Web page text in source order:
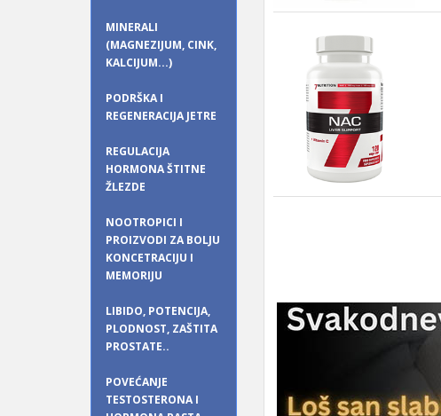
MINERALI
(MAGNEZIJUM, CINK,
KALCIJUM...)
PODRŠKA I
REGENERACIJA JETRE
REGULACIJA
HORMONA ŠTITNE
ŽLEZDE
NOOTROPICI I
PROIZVODI ZA BOLJU
KONCETRACIJU I
MEMORIJU
LIBIDO, POTENCIJA,
PLODNOST, ZAŠTITA
PROSTATE..
POVEĆANJE
TESTOSTERONA I